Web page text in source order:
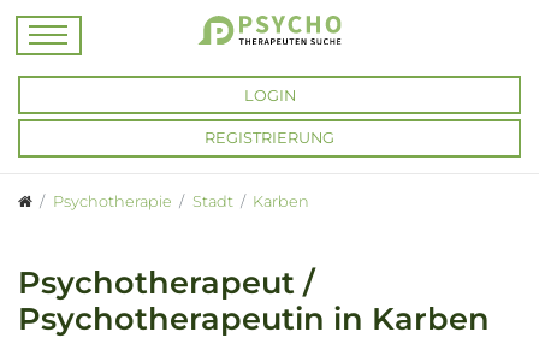
LOGIN
REGISTRIERUNG
Psychotherapie Stadt Karben
Psychotherapeut /
Psychotherapeutin in Karben